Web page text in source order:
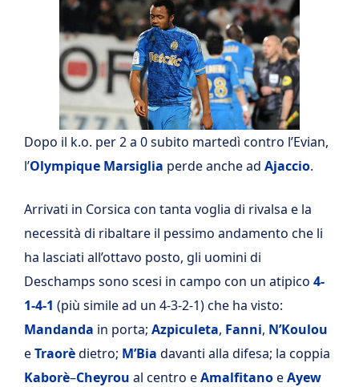
Dopo il k.o. per 2 a 0 subito martedì contro l’Evian,
l’Olympique Marsiglia perde anche ad Ajaccio.
Arrivati in Corsica con tanta voglia di rivalsa e la
necessità di ribaltare il pessimo andamento che li
ha lasciati all’ottavo posto, gli uomini di
Deschamps sono scesi in campo con un atipico 4-
1-4-1 (più simile ad un 4-3-2-1) che ha visto:
Mandanda in porta; Azpiculeta, Fanni, N’Koulou
eTraorèdietro; M’Bia davanti alla difesa; la coppia
Kaborè–Cheyrou al centro eAmalfitanoeAyew